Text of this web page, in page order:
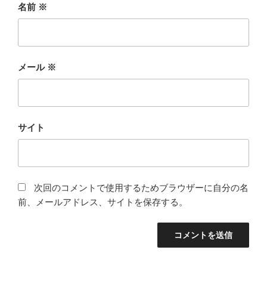
名前 ※
メール ※
サイト
次回のコメントで使用するためブラウザーに自分の名
前、メールアドレス、サイトを保存する。